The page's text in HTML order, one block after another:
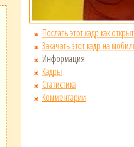
Послать этот кадр как
Закачать этот кадр на
Информация
Кадры
Статистика
Комментарии